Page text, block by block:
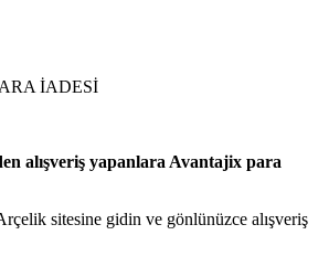
İADESİ
alışveriş yapanlara Avantajix para
sitesine gidin ve gönlünüzce alışveriş